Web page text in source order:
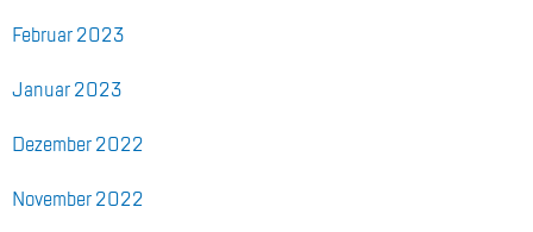
Fe­bru­ar 2023
Ja­nu­ar 2023
De­zem­ber 2022
No­vem­ber 2022